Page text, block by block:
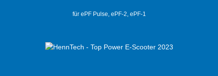
für ePF Pulse, ePF-2, ePF-1